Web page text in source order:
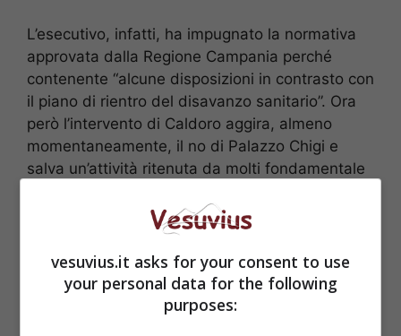
L’esecutivo, infatti, ha impugnato la normativa
approvata dalla Regione Campania perché
contenente “alcune disposizioni in contrasto con
il piano di rientro del disavanzo sanitario”. Ora
però l’intervento di Caldoro aggira, almeno
momentaneamente, il no di Palazzo Chigi e
salva un’attività ritenuta da molti fondamentale
soprattutto in una regione costretta a convivere
con roghi tossici, sei milioni di ecoballe e
un’infinità di rifiuti pericolosi sotterrati dalla
camorra.
vesuvius.it asks for your consent to use
your personal data for the following
purposes: